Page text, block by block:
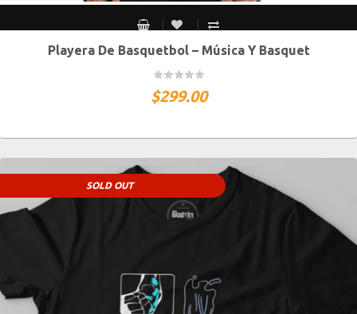
S MEX / XS USA M MEX / S USA G MEX / M USA XG MEX / G USA
Playera De Basquetbol – Música Y Basquet
$299.00
SOLD OUT